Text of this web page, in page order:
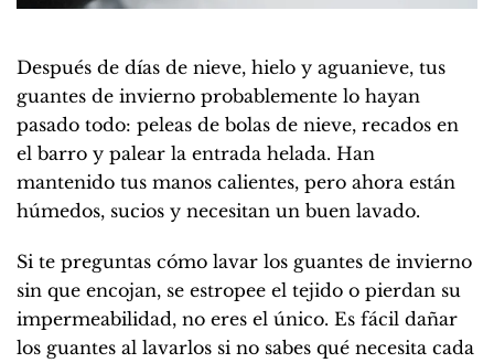
Después de días de nieve, hielo y aguanieve, tus
guantes de invierno probablemente lo hayan
pasado todo: peleas de bolas de nieve, recados en
el barro y palear la entrada helada. Han
mantenido tus manos calientes, pero ahora están
húmedos, sucios y necesitan un buen lavado.
Si te preguntas cómo lavar los guantes de invierno
sin que encojan, se estropee el tejido o pierdan su
impermeabilidad, no eres el único. Es fácil dañar
los guantes al lavarlos si no sabes qué necesita cada